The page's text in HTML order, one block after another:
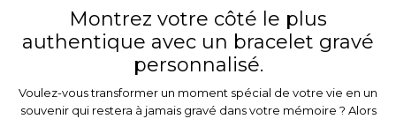
Montrez votre côté le plus
authentique avec un bracelet gravé
personnalisé.
Voulez-vous transformer un moment spécial de votre vie en un
souvenir qui restera à jamais gravé dans votre mémoire ? Alors